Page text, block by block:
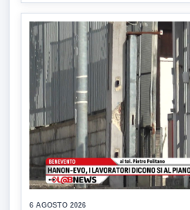
6 AGOSTO 2026